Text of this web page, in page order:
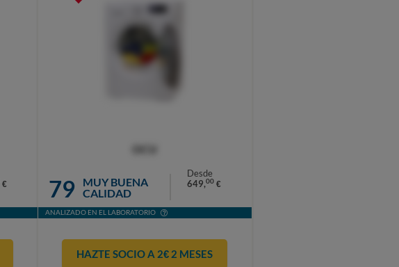
€ 79
MUY BUENA
CALIDAD
Desde
649,00 €
ANALIZADO EN EL LABORATORIO
HAZTE SOCIO A 2€ 2 MESES